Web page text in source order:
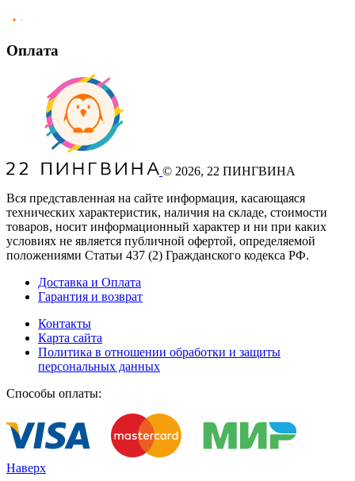
Оплата
© 2026, 22 ПИНГВИНА
Вся представленная на сайте информация, касающаяся
технических характеристик, наличия на складе, стоимости
товаров, носит информационный характер и ни при каких
условиях не является публичной офертой, определяемой
положениями Статьи 437 (2) Гражданского кодекса РФ.
Доставка и Оплата
Гарантия и возврат
Контакты
Карта сайта
Политика в отношении обработки и защиты
персональных данных
Способы оплаты:
Наверх